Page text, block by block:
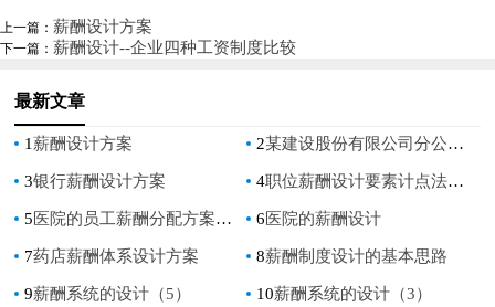
上一篇： 薪酬设计方案
下一篇： 薪酬设计--企业四种工资制度比较
最新文章
1薪酬设计方案 2某建设股份有限公司分公司关键岗位薪酬设计方案
3银行薪酬设计方案 4职位薪酬设计要素计点法举例
5 医院的员工薪酬分配方案设计 6 医院的薪酬设计
7药店薪酬体系设计方案 8薪酬制度设计的基本思路
9薪酬系统的设计（5） 10薪酬系统的设计（3）